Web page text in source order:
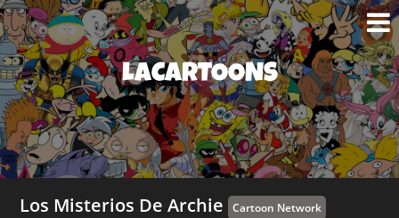
LACARTOONS
Los Misterios De Archie Cartoon Network